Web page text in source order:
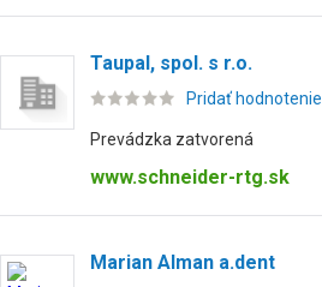
Taupal, spol. s r.o.
Pridať hodnotenie
Prevádzka zatvorená
www.schneider-rtg.sk
Marian Alman a.dent